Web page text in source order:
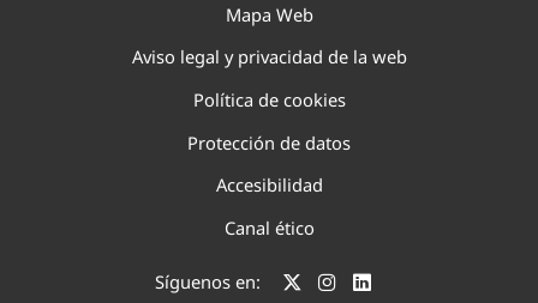
Mapa Web
Aviso legal y privacidad de la web
Política de cookies
Protección de datos
Accesibilidad
Canal ético
Síguenos en: